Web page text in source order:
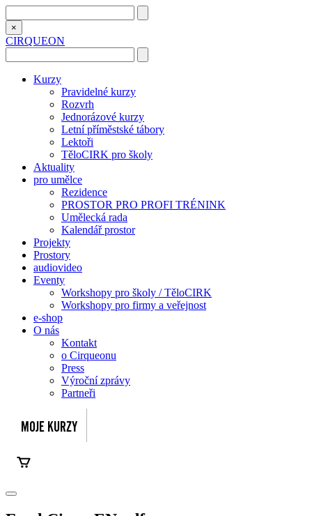
×
CIRQUEON
Kurzy
Pravidelné kurzy
Rozvrh
Jednorázové kurzy
Letní příměstské tábory
Lektoři
TěloCIRK pro školy
Aktuality
pro umělce
Rezidence
PROSTOR PRO PROFI TRÉNINK
Umělecká rada
Kalendář prostor
Projekty
Prostory
audiovideo
Eventy
Workshopy pro školy / TěloCIRK
Workshopy pro firmy a veřejnost
e-shop
O nás
Kontakt
o Cirqueonu
Press
Výroční zprávy
Partneři